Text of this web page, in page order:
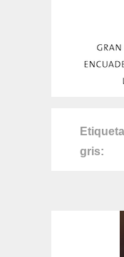
Etiqueta
gris